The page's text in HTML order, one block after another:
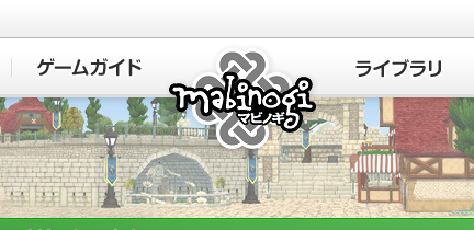
マビノギ